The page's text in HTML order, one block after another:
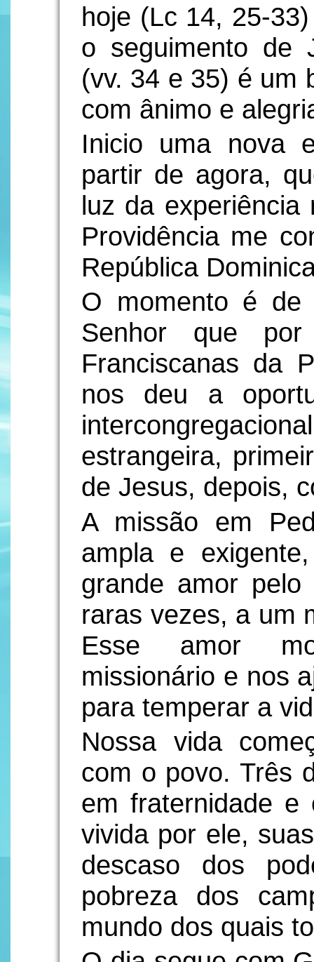
hoje (Lc 14, 25-
o seguimento de
(vv. 34 e 35) é um
com ânimo e
Inicio uma nova
partir de agora,
luz da experiência
Providência me
República
O momento é de
Senhor que
Franciscanas da
nos deu a
estrangeira,
de Jesus, depois,
A missão em
ampla e
grande amor
raras vezes, a um
Esse amor
missionário e nos
para temperar a
Nossa vida
com o povo. Três
em fraternidade
vivida por ele,
descaso dos
pobreza dos
mundo dos quais